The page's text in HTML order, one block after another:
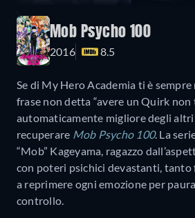
Mob Psycho 100
2016 8.5
Se di My Hero Academia ti è
frase non detta “avere un Quirk non
automaticamente migliore degli
recuperare Mob Psycho 100. La
“Mob” Kageyama, ragazzo
con poteri psichici devastanti,
a reprimere ogni emozione per
controllo.